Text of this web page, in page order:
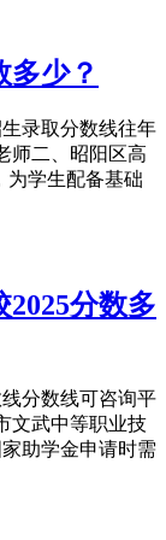
多少？
录取分数线往年
师二、昭阳区高
为学生配备基础
分数多
分数线可咨询平
文武中等职业技
助学金申请时需